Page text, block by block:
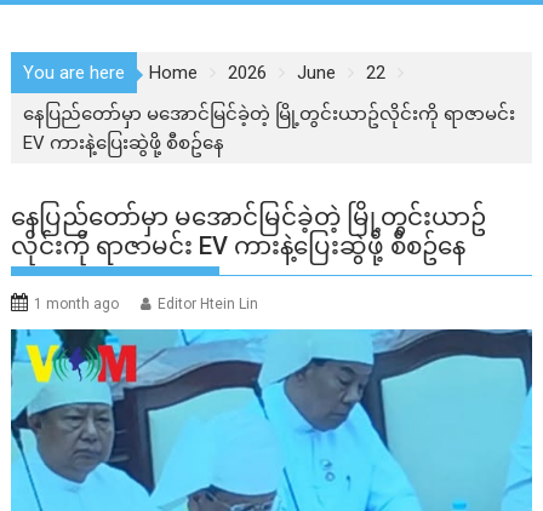
You are here Home 2026 June
22
နေပြည်တော်မှာ မအောင်မြင်ခဲ့တဲ့ မြို့တွင်းယာဥ်လိုင်းကို ရာဇာမင်း
EV ကားနဲ့ပြေးဆွဲဖို့ စီစဥ်နေ
နေပြည်တော်မှာ မအောင်မြင်ခဲ့တဲ့ မြို့တွင်းယာဥ်
လိုင်းကို ရာဇာမင်း EV ကားနဲ့ပြေးဆွဲဖို့ စီစဥ်နေ
1 month ago Editor Htein Lin